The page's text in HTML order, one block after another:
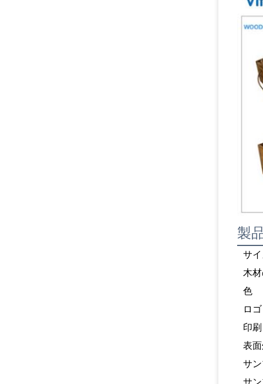
製
サ
木
色
ロゴ
印刷
表
サ
サ